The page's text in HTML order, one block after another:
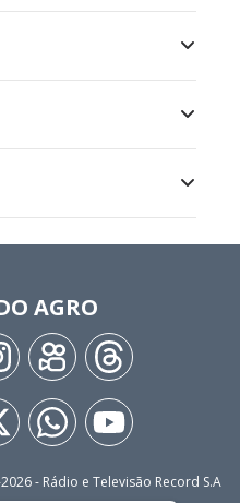
AGRO
2026- Rádio e Televisão Record S.A